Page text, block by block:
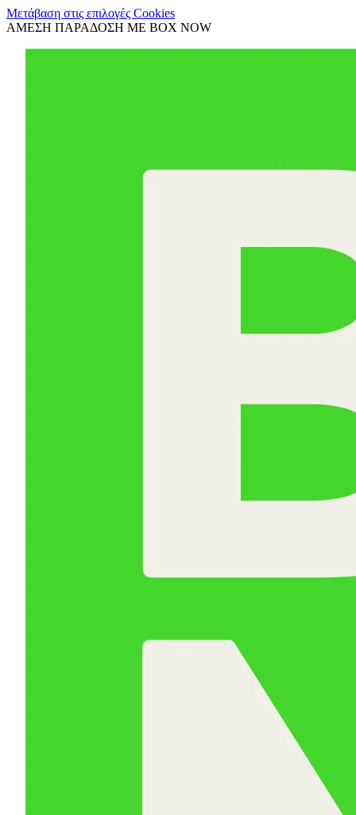
Μετάβαση στις επιλογές Cookies
ΑΜΕΣΗ ΠΑΡΑΔΟΣΗ ΜΕ BOX NOW